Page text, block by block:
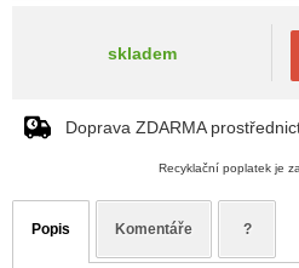
skladem
Doprava ZDARMA
Recyklační poplatek je
Popis Komentáře ?